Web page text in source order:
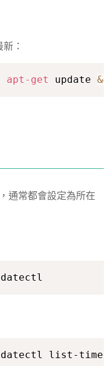
：
apt-get update &&
Copy
通常都會設定為所在
list-